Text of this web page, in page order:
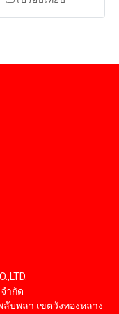
ำกัด
บพลา เขตวังทองหลาง